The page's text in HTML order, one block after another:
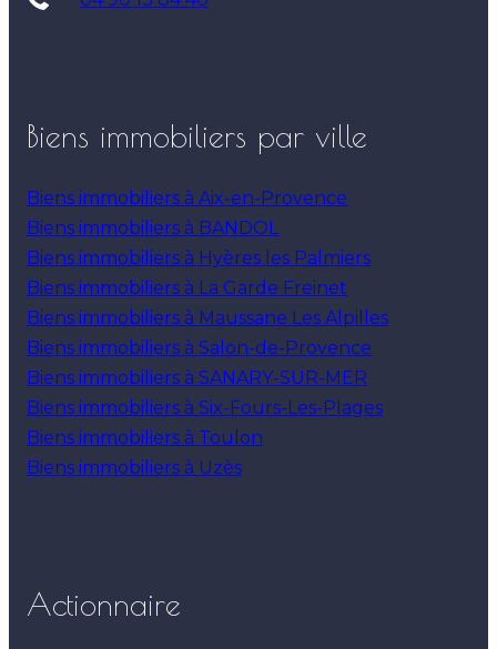
Biens immobiliers par ville
Biens immobiliers à Aix-en-Provence
Biens immobiliers à BANDOL
Biens immobiliers à Hyères les Palmiers
Biens immobiliers à La Garde Freinet
Biens immobiliers à Maussane Les Alpilles
Biens immobiliers à Salon-de-Provence
Biens immobiliers à SANARY-SUR-MER
Biens immobiliers à Six-Fours-Les-Plages
Biens immobiliers à Toulon
Biens immobiliers à Uzès
Actionnaire